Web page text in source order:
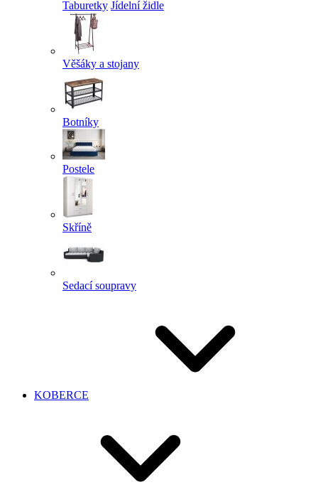
Taburetky Jídelní židle
Věšáky a stojany
Botníky
Postele
Skříně
Sedací soupravy
KOBERCE